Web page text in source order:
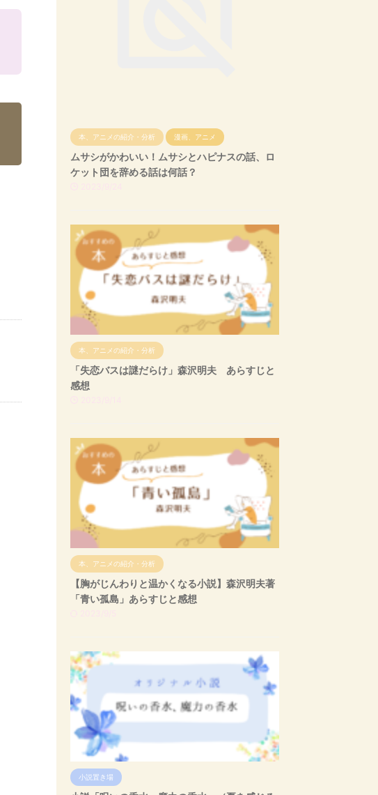
本、アニメの紹介・分析 漫画、アニメ
ムサシがかわいい！ムサシとハピナスの話、ロ
ケット団を辞める話は何話？
本、アニメの紹介・分析
「失恋バスは謎だらけ」森沢明夫 あらすじと
感想
本、アニメの紹介・分析
【胸がじんわりと温かくなる小説】森沢明夫著
「青い孤島」あらすじと感想
小説置き場